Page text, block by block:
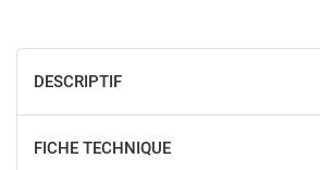
DESCRIPTIF
FICHE TECHNIQUE